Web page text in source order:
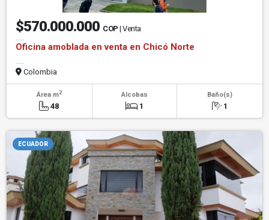
$570.000.000 COP | Venta
Oficina amoblada en venta en Chicó Norte
Colombia
Área m2
48
Alcobas
1
Baño(s)
1
ECUADOR